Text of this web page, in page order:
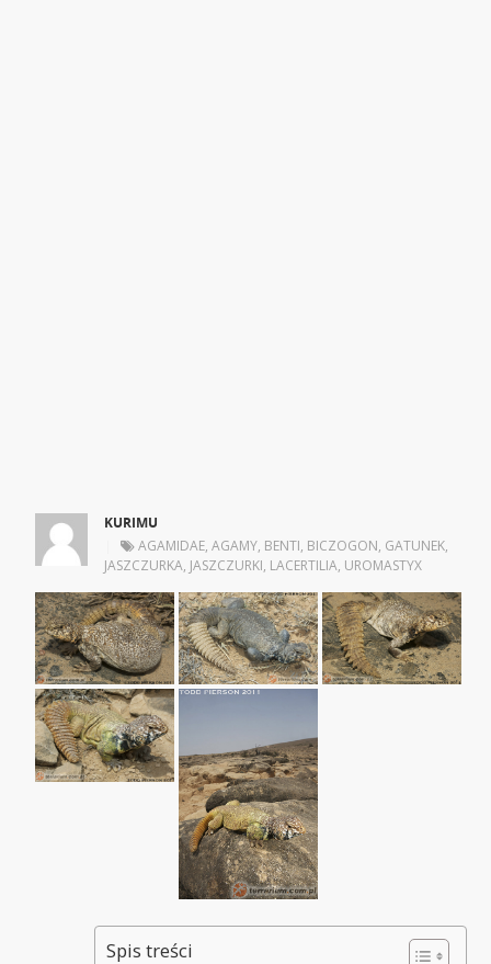
KURIMU
AGAMIDAE,AGAMY, BENTI, BICZOGON, GATUNEK,
JASZCZURKA, JASZCZURKI, LACERTILIA, UROMASTYX
Spis treści